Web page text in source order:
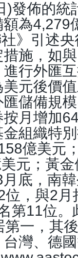
)發佈的統
為4,279
》引述
施，如
行外匯
元後價
儲備規
月增加
組織特
億美元
元；黃
底，南
位，與2月
第11位。
一，其
台灣、德